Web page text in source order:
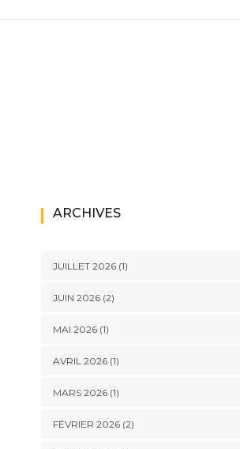
ARCHIVES
JUILLET 2026(1)
JUIN 2026(2)
MAI 2026(1)
AVRIL 2026(1)
MARS 2026(1)
FÉVRIER 2026(2)